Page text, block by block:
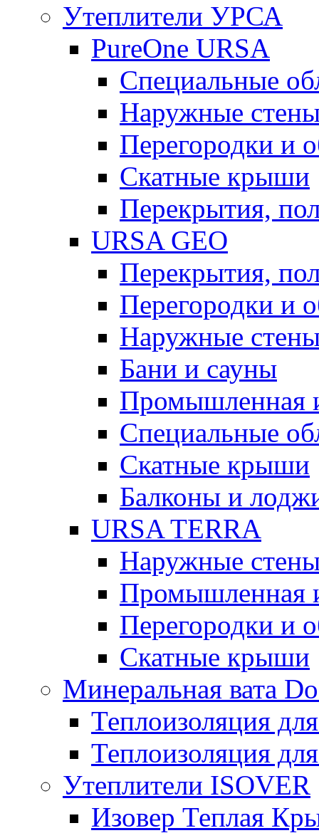
Утеплители УРСА
PureOne URSA
Специальные
Наружные
Перегородки и
Скатные крыши
Перекрытия,
URSA GEO
Перекрытия,
Перегородки и
Наружные
Бани и сауны
Промышленная
Специальные
Скатные крыши
Балконы и
URSA TERRA
Наружные
Промышленная
Перегородки и
Скатные крыши
Минеральная вата
Теплоизоляция
Теплоизоляция
Утеплители ISOVER
Изовер Теплая